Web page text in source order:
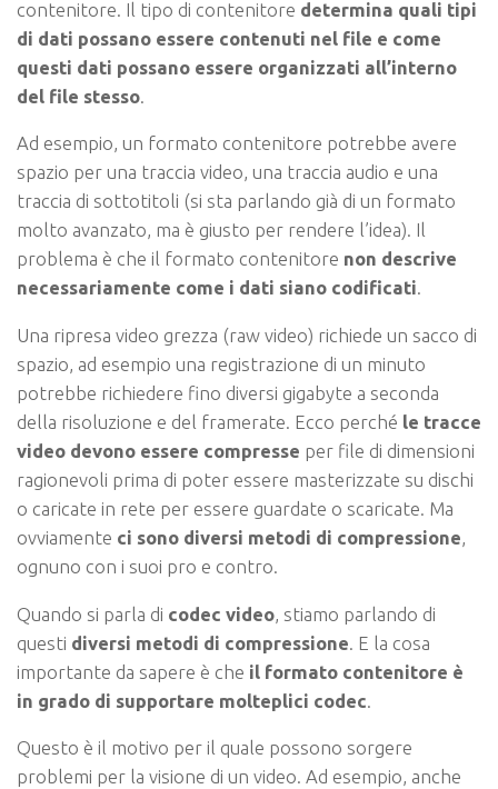
contenitore. Il tipo di contenitore determina quali tipi
di dati possano essere contenuti nel file e come
questi dati possano essere organizzati all’interno
del file stesso
Ad esempio, un formato contenitore potrebbe avere
spazio per una traccia video, una traccia audio e una
traccia di sottotitoli (si sta parlando già di un formato
molto avanzato, ma è giusto per rendere l’idea). Il
problema è che il formato contenitore non descrive
necessariamente come i dati siano codificati.
Una ripresa video grezza (raw video) richiede un sacco di
spazio, ad esempio una registrazione di un minuto
potrebbe richiedere fino diversi gigabyte a seconda
della risoluzione e del framerate. Ecco perché le tracce
video devono essere compresse per file di dimensioni
ragionevoli prima di poter essere masterizzate su dischi
o caricate in rete per essere guardate o scaricate. Ma
ovviamente ci sono diversi metodi di compressione,
ognuno con i suoi pro e contro.
Quando si parla di codec video , stiamo parlando di
questi diversi metodi di compressione . E la cosa
importante da sapere è che il formato contenitore è
in grado di supportare molteplici codec
Questo è il motivo per il quale possono sorgere
problemi per la visione di un video. Ad esempio, anche